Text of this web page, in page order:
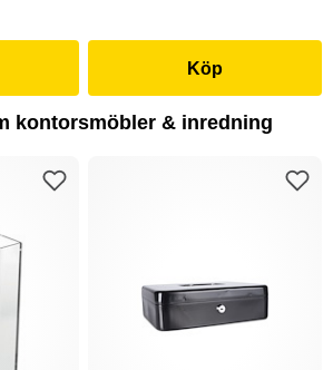
Köp
kontorsmöbler & inredning